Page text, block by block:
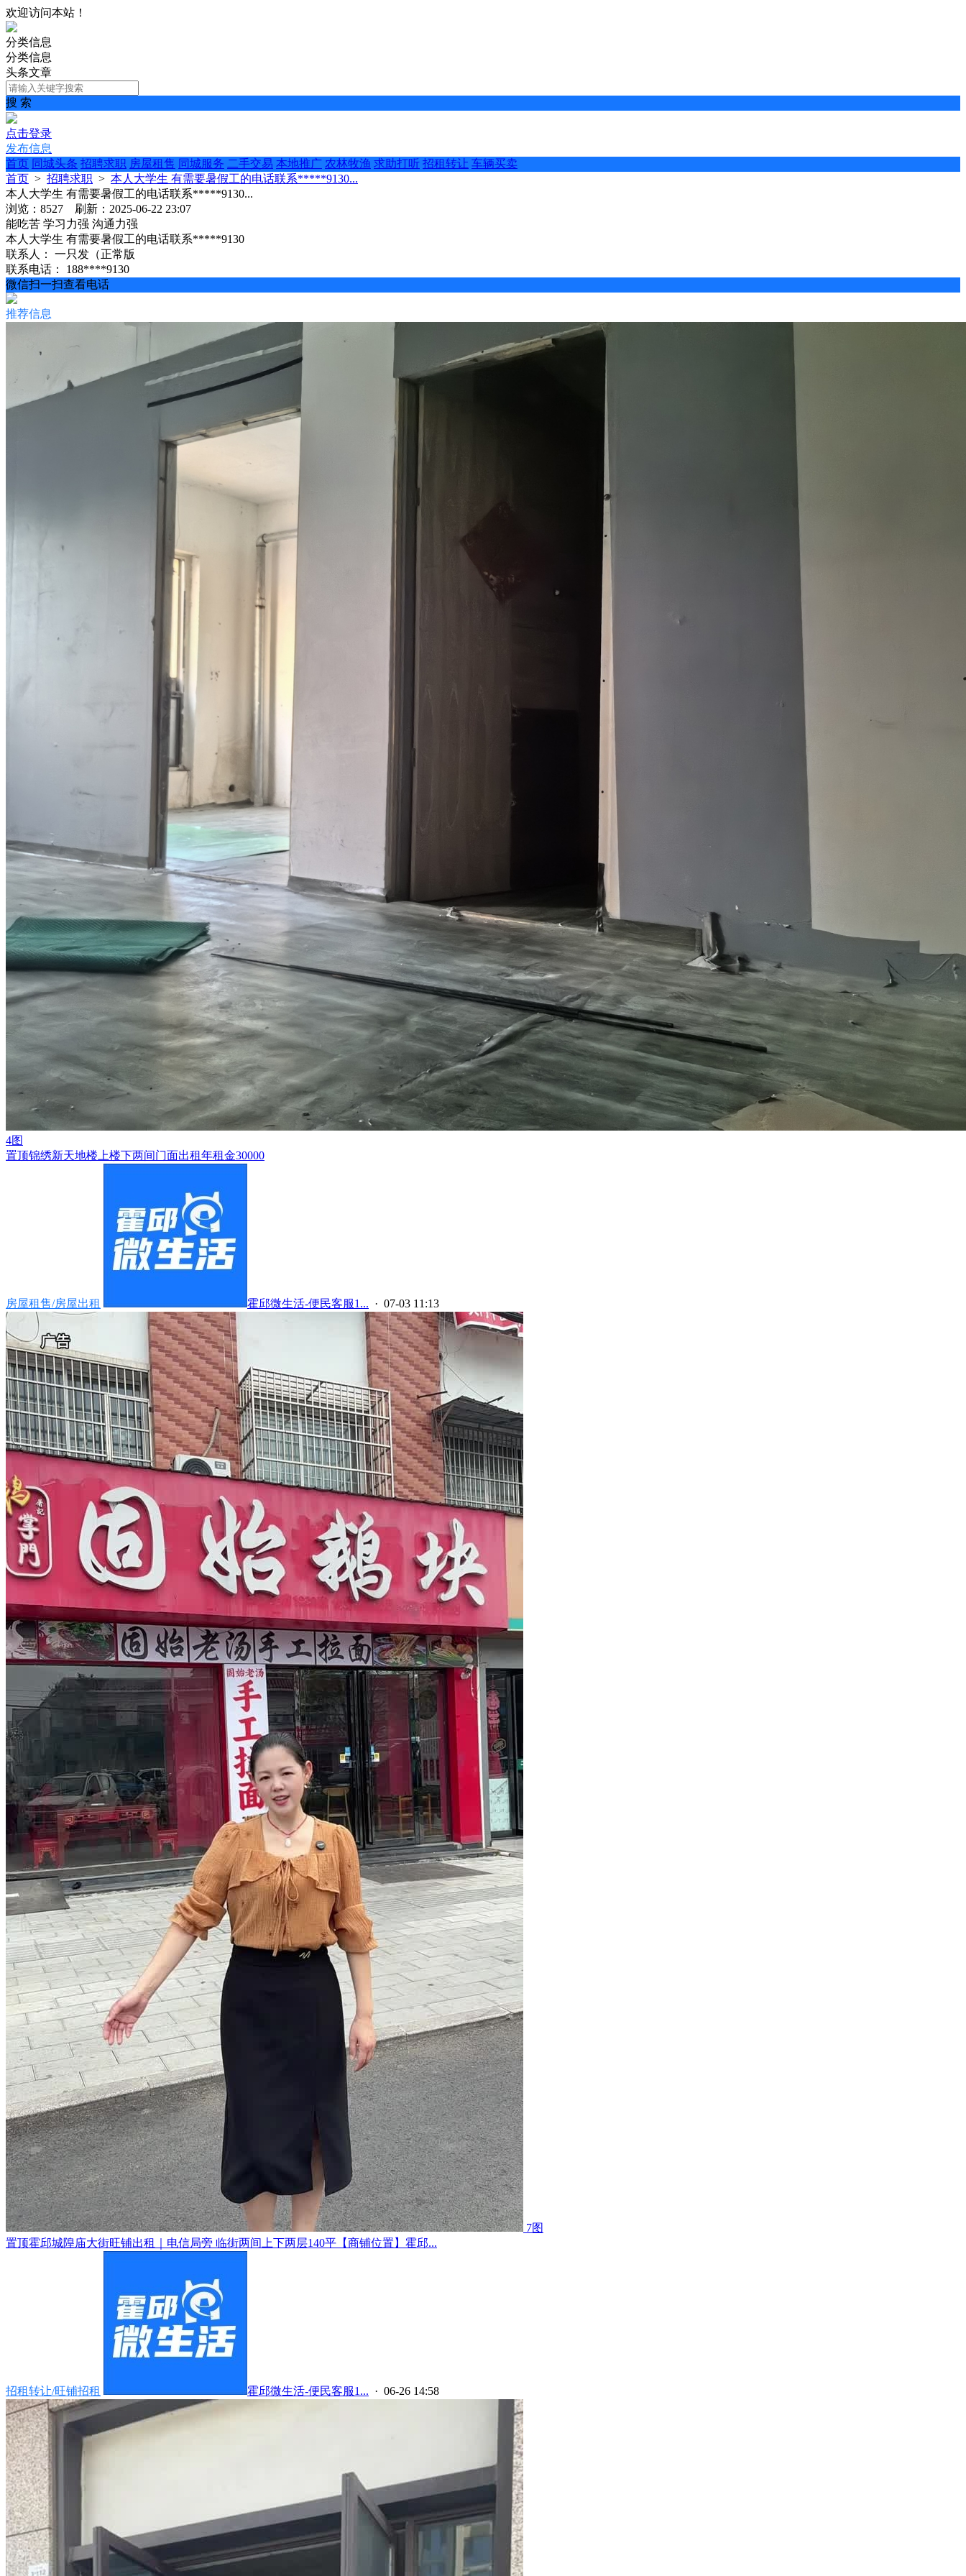
欢迎访问本站！
分类信息
分类信息
头条文章
搜 索
点击登录
发布信息
首页 同城头条 招聘求职 房屋租售 同城服务 二手交易 本地推广 农林牧渔 求助打听 招租转让 车辆买卖
首页 > 招聘求职 > 本人大学生 有需要暑假工的电话联系*****9130...
本人大学生 有需要暑假工的电话联系*****9130...
浏览：8527 刷新：2025-06-22 23:07
能吃苦 学习力强 沟通力强
本人大学生 有需要暑假工的电话联系*****9130
联系人：
一只发（正常版
联系电话：
188****9130
微信扫一扫查看电话
推荐信息
4图
置顶锦绣新天地楼上楼下两间门面出租年租金30000
房屋租售/房屋出租 霍邱微生活-便民客服1... · 07-03 11:13
7图
置顶霍邱城隍庙大街旺铺出租｜电信局旁 临街两间上下两层140平【商铺位置】霍邱...
招租转让/旺铺招租 霍邱微生活-便民客服1... · 06-26 14:58